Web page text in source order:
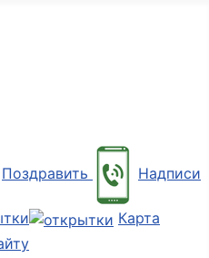
Поздравить Надписи
Карта